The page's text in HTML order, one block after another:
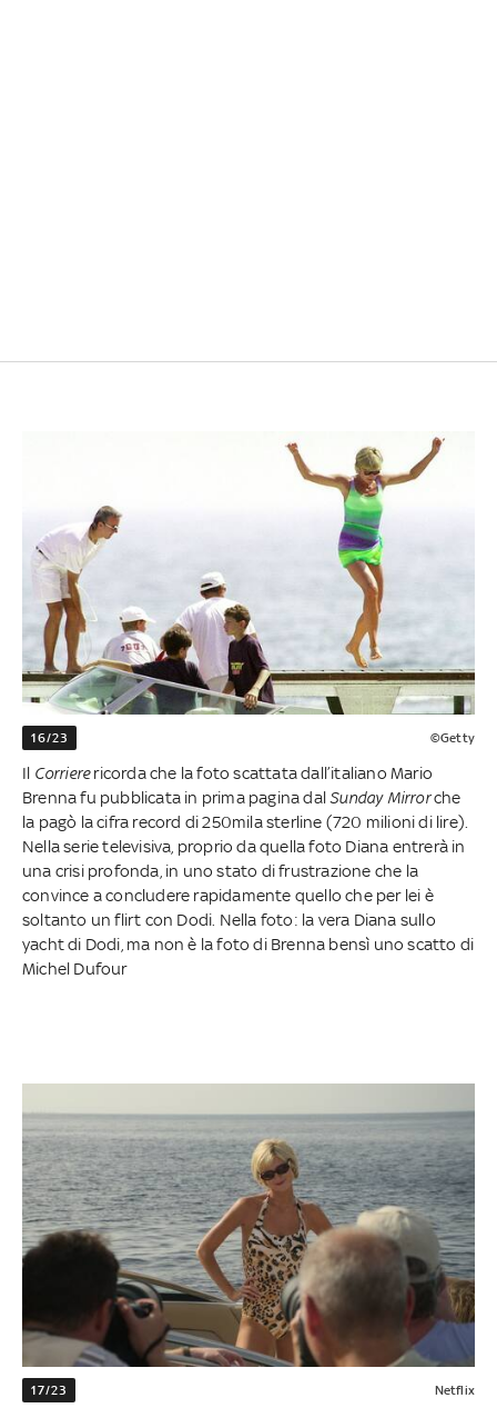
16/23 ©Getty
Il Corrierericorda che la foto scattata dall’italiano Mario
Brenna fu pubblicata in prima pagina dalSunday Mirrorche
la pagò la cifra record di 250mila sterline (720 milioni di lire).
Nella serie televisiva, proprio da quella foto Diana entrerà in
una crisi profonda, in uno stato di frustrazione che la
convince a concludere rapidamente quello che per lei è
soltanto un flirt con Dodi. Nella foto: la vera Diana sullo
yacht di Dodi, ma non è la foto di Brenna bensì uno scatto di
Michel Dufour
17/23 Netflix